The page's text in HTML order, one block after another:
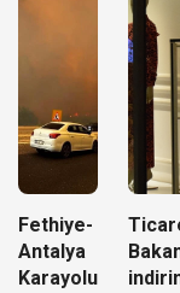
Fethiye-
Antalya
Karayolu